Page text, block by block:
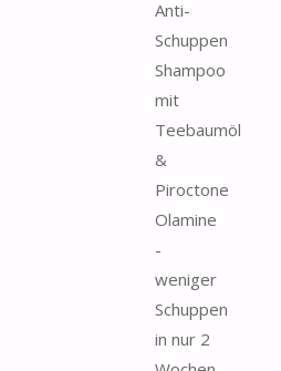
Anti-
Schuppen
Shampoo
mit
Teebaumöl
&
Piroctone
Olamine
-
weniger
Schuppen
in nur 2